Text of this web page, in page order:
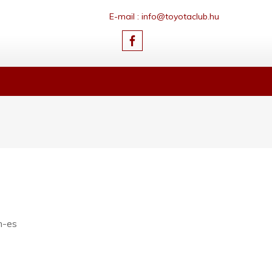
E-mail : info@toyotaclub.hu
es